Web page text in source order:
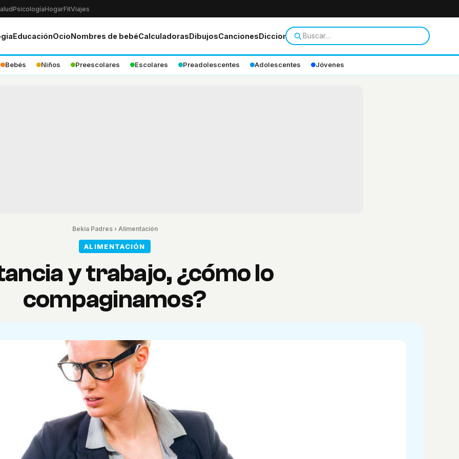
PsicologíaHogarFitViajes
EducaciónOcioNombres de bebéCalculadorasDibujosCancionesDiccionario
Bebés Niños Preescolares Escolares Preadolescentes Adolescentes Jóvenes
Bekia Padres› Alimentación
ALIMENTACIÓN
y trabajo, ¿cómo lo
compaginamos?